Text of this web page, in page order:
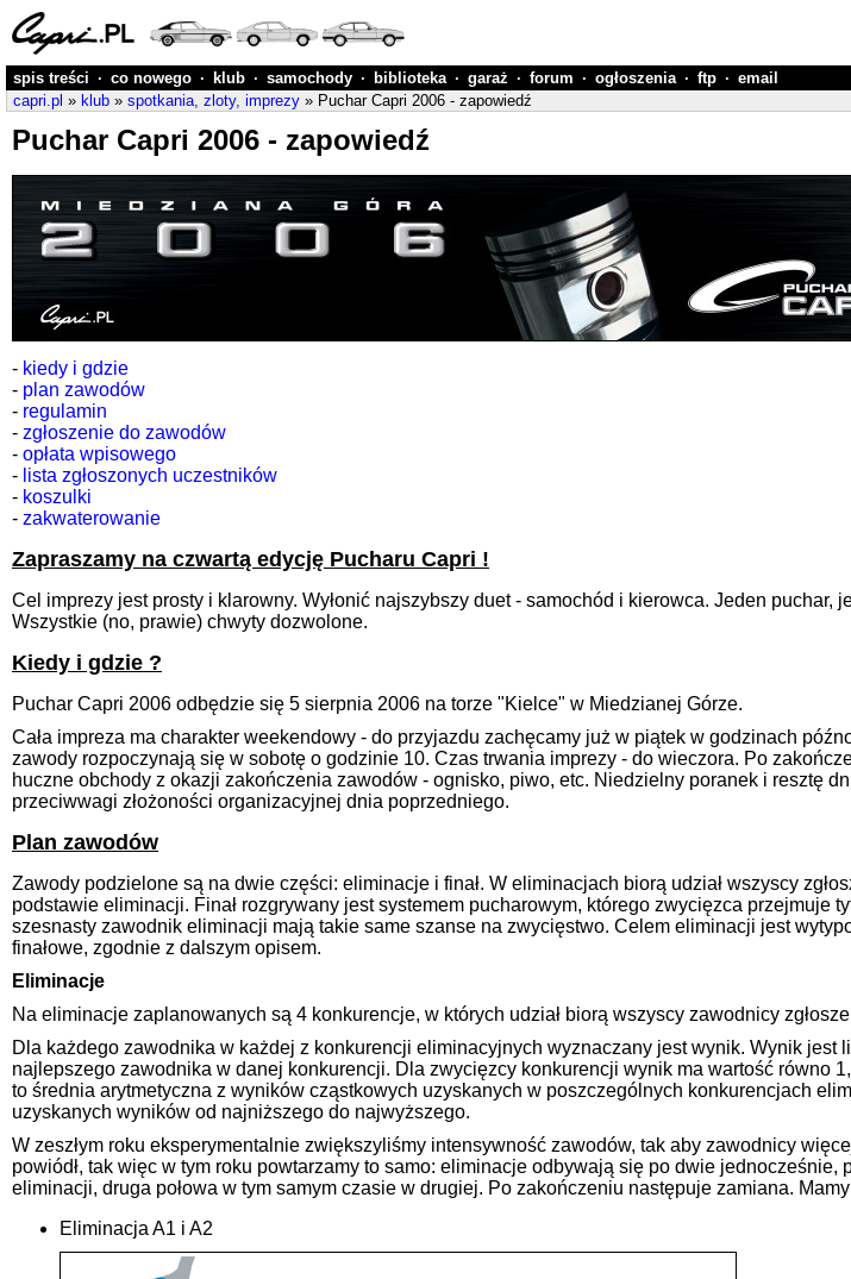
spis treści · co nowego · klub · samochody · biblioteka · garaż · forum · ogłoszenia · ftp · email
capri.pl » klub » spotkania, zloty, imprezy » Puchar Capri 2006 - zapowiedź
Puchar Capri 2006 - zapowiedź
- kiedy i gdzie
- plan zawodów
- regulamin
- zgłoszenie do zawodów
- opłata wpisowego
- lista zgłoszonych uczestników
- koszulki
- zakwaterowanie
Zapraszamy na czwartą edycję Pucharu Capri !
Cel imprezy jest prosty i klarowny. Wyłonić najszybszy duet - samochód i kierowca. Jeden
Wszystkie (no, prawie) chwyty dozwolone.
Kiedy i gdzie ?
Puchar Capri 2006 odbędzie się 5 sierpnia 2006 na torze "Kielce" w Miedzianej Górze.
Cała impreza ma charakter weekendowy - do przyjazdu zachęcamy już w piątek w godzinach
zawody rozpoczynają się w sobotę o godzinie 10. Czas trwania imprezy - do wieczora. Po
huczne obchody z okazji zakończenia zawodów - ognisko, piwo, etc. Niedzielny poranek i resztę
przeciwwagi złożoności organizacyjnej dnia poprzedniego.
Plan zawodów
Zawody podzielone są na dwie części: eliminacje i finał. W eliminacjach biorą udział wszyscy
podstawie eliminacji. Finał rozgrywany jest systemem pucharowym, którego zwycięzca przejmuje
szesnasty zawodnik eliminacji mają takie same szanse na zwycięstwo. Celem eliminacji jest
finałowe, zgodnie z dalszym opisem.
Eliminacje
Na eliminacje zaplanowanych są 4 konkurencje, w których udział biorą wszyscy zawodnicy
Dla każdego zawodnika w każdej z konkurencji eliminacyjnych wyznaczany jest wynik. Wynik
najlepszego zawodnika w danej konkurencji. Dla zwycięzcy konkurencji wynik ma wartość równo
to średnia arytmetyczna z wyników cząstkowych uzyskanych w poszczególnych konkurencjach
uzyskanych wyników od najniższego do najwyższego.
W zeszłym roku eksperymentalnie zwiększyliśmy intensywność zawodów, tak aby zawodnicy
powiódł, tak więc w tym roku powtarzamy to samo: eliminacje odbywają się po dwie
eliminacji, druga połowa w tym samym czasie w drugiej. Po zakończeniu następuje zamiana.
Eliminacja A1 i A2